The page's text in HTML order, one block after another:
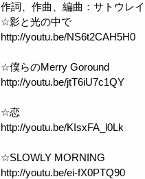
作詞、作曲、編曲：サトウレイ
☆影と光の中で
http://youtu.be/NS6t2CAH5H0
☆僕らのMerry Goround
http://youtu.be/jtT6iU7c1QY
☆恋
http://youtu.be/KIsxFA_l0Lk
☆SLOWLY MORNING
http://youtu.be/ei-fX0PTQ90